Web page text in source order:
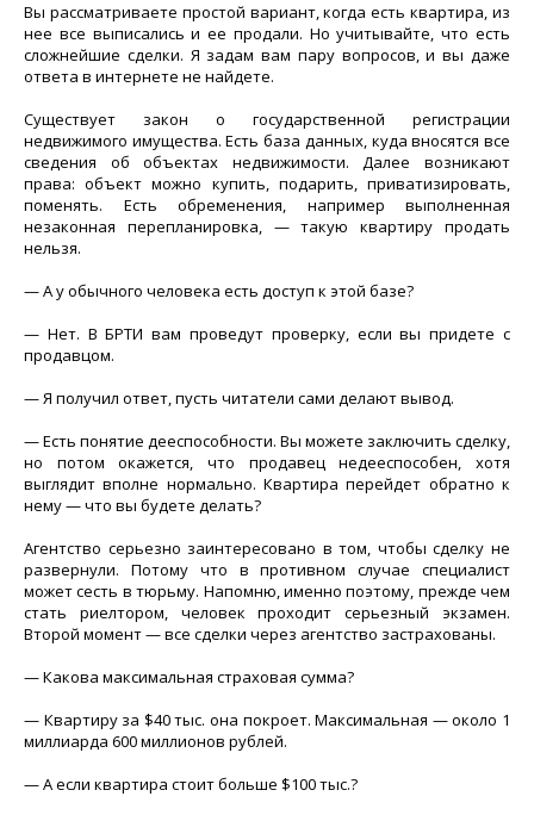
Вы рассматриваете простой вариант, когда есть квартира, из
нее все выписались и ее продали. Но учитывайте, что есть
сложнейшие сделки. Я задам вам пару вопросов, и вы даже
ответа в интернете не найдете.
Существует закон о государственной регистрации
недвижимого имущества. Есть база данных, куда вносятся все
сведения об объектах недвижимости. Далее возникают
права: объект можно купить, подарить, приватизировать,
поменять. Есть обременения, например выполненная
незаконная перепланировка, — такую квартиру продать
нельзя.
— А у обычного человека есть доступ к этой базе?
— Нет. В БРТИ вам проведут проверку, если вы придете с
продавцом.
— Я получил ответ, пусть читатели сами делают вывод.
— Есть понятие дееспособности. Вы можете заключить сделку,
но потом окажется, что продавец недееспособен, хотя
выглядит вполне нормально. Квартира перейдет обратно к
нему — что вы будете делать?
Агентство серьезно заинтересовано в том, чтобы сделку не
развернули. Потому что в противном случае специалист
может сесть в тюрьму. Напомню, именно поэтому, прежде чем
стать риелтором, человек проходит серьезный экзамен.
Второй момент — все сделки через агентство застрахованы.
— Какова максимальная страховая сумма?
— Квартиру за $40 тыс. она покроет. Максимальная — около 1
миллиарда 600 миллионов рублей.
— А если квартира стоит больше $100 тыс.?